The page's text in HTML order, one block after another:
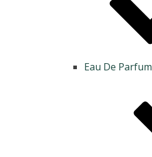
Eau De Parfum